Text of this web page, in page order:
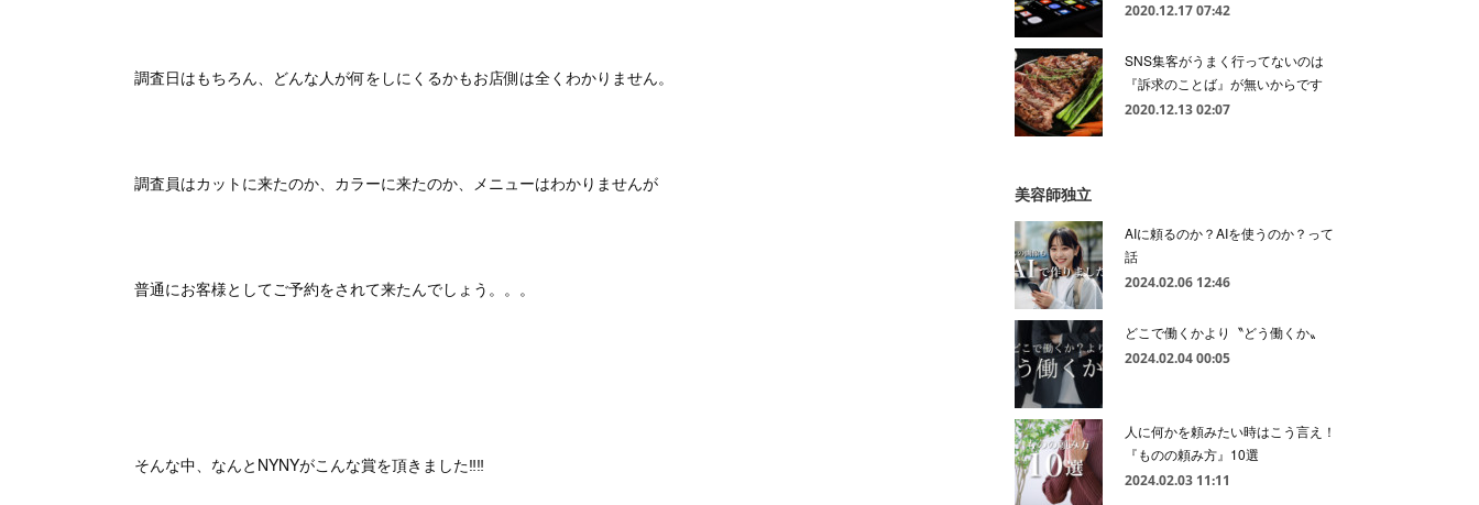
調査日はもちろん、どんな人が何をしにくるかもお店側は全くわかりません。
調査員はカットに来たのか、カラーに来たのか、メニューはわかりませんが
普通にお客様としてご予約をされて来たんでしょう。。。
そんな中、なんとNYNYがこんな賞を頂きました‼️‼️
2020.12.17 07:42
SNS集客がうまく行ってないのは
『訴求のことば』が無いからです
2020.12.13 02:07
美容師独立
AIに頼るのか？AIを使うのか？って
話
2024.02.06 12:46
どこで働くかより〝どう働くか〟
2024.02.04 00:05
人に何かを頼みたい時はこう言え！
『ものの頼み方』10選
2024.02.03 11:11